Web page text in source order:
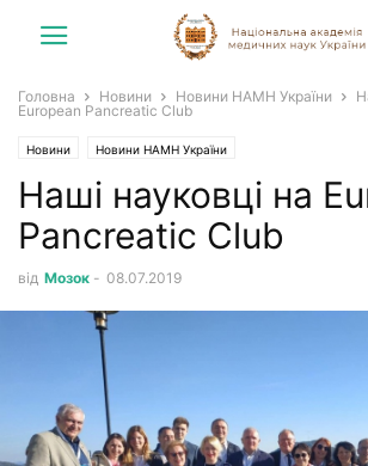
Головна Новини Новини НАМН України
European Pancreatic Club
Новини Новини НАМН України
Наші науковці на
Pancreatic Club
від Мозок - 08.07.2019